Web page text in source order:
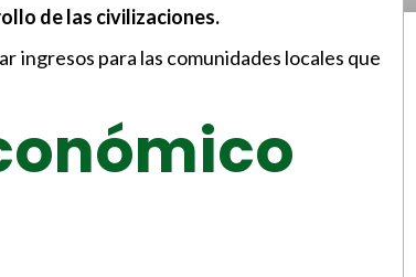
de las civilizaciones.
ingresos para las comunidades locales que